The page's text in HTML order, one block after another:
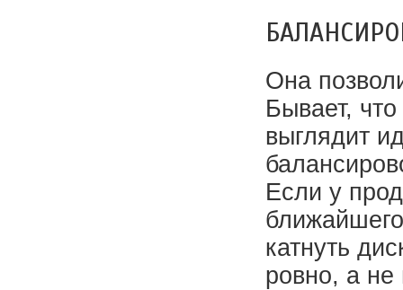
Она
Бывает,
выглядит
Если у
катнуть
ровно, а не